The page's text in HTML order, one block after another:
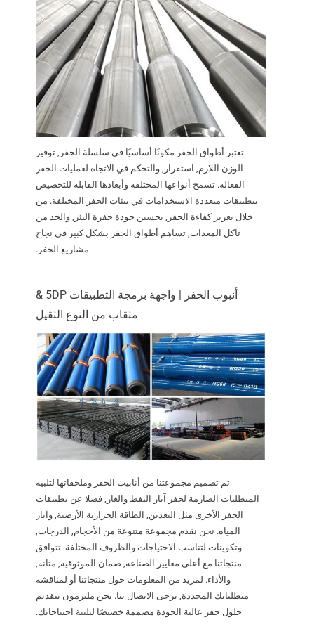
تعتبر أطواق الحفر مكونًا أساسيًا في سلسلة الحفر, توفير
الوزن اللازم, استقرار, والتحكم في الاتجاه لعمليات الحفر
الفعالة. تسمح أنواعها المختلفة وأبعادها القابلة للتخصيص
بتطبيقات متعددة الاستخدامات في بيئات الحفر المختلفة. من
خلال تعزيز كفاءة الحفر, تحسين جودة حفرة البئر, والحد من
تآكل المعدات, تساهم أطواق الحفر بشكل كبير في نجاح
مشاريع الحفر.
أنبوب الحفر | واجهة برمجة التطبيقات 5DP &
مثقاب من النوع الثقيل
تم تصميم مجموعتنا من أنابيب الحفر وملحقاتها لتلبية
المتطلبات الصارمة لحفر آبار النفط والغاز, فضلا عن تطبيقات
الحفر الأخرى مثل التعدين, الطاقة الحرارية الأرضية, وآبار
المياه. نحن نقدم مجموعة متنوعة من الأحجام, الدرجات,
وتكوينات لتناسب الاحتياجات والظروف المختلفة. تتوافق
منتجاتنا مع أعلى معايير الصناعة, ضمان الموثوقية, متانة,
والأداء. لمزيد من المعلومات حول منتجاتنا أو لمناقشة
متطلباتك المحددة, يرجى الاتصال بنا. نحن ملتزمون بتقديم
حلول حفر عالية الجودة مصممة خصيصًا لتلبية احتياجاتك.